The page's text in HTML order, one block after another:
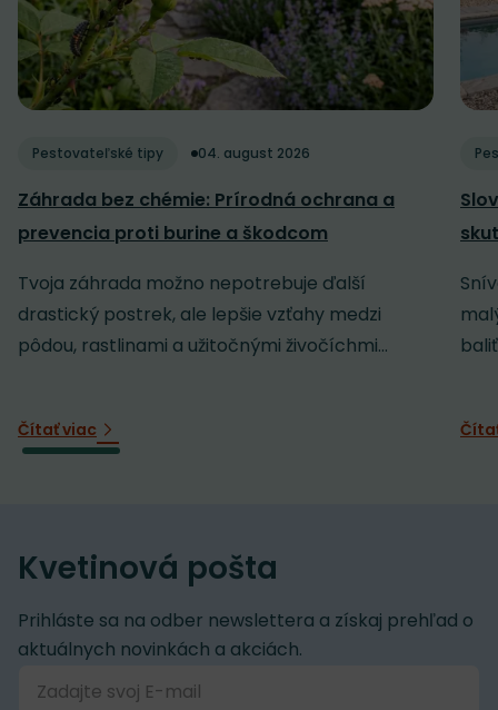
Pestovateľské tipy 04. august 2026
Záhrada bez chémie: Prírodná ochrana a
prevencia proti burine a škodcom
Tvoja záhrada možno nepotrebuje ďalší
drastický postrek, ale lepšie vzťahy medzi
pôdou, rastlinami a užitočnými živočíchmi...
Čítať viac
Kvetinová pošta
Prihláste sa na odber newslettera a získaj prehľad o
aktuálnych novinkách a akciách.